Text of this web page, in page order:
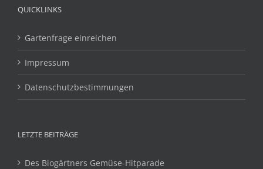
QUICKLINKS
Gartenfrage einreichen
Impressum
Datenschutzbestimmungen
LETZTE BEITRÄGE
Des Biogärtners Gemüse-Hitparade